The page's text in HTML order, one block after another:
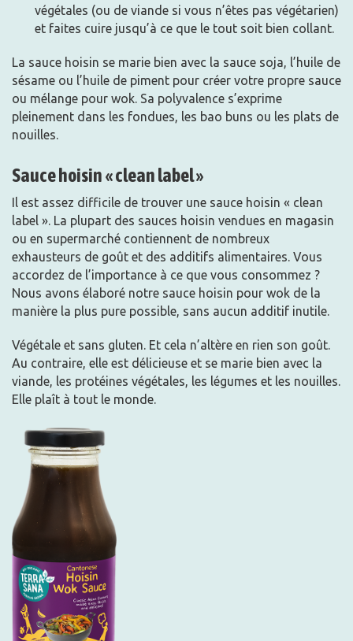
végétales (ou de viande si vous n’êtes pas végétarien)
et faites cuire jusqu’à ce que le tout soit bien collant.
La sauce hoisin se marie bien avec la sauce soja, l’huile de
sésame ou l’huile de piment pour créer votre propre sauce
ou mélange pour wok. Sa polyvalence s’exprime
pleinement dans les fondues, les bao buns ou les plats de
nouilles.
Sauce hoisin « clean label »
Il est assez difficile de trouver une sauce hoisin « clean
label ». La plupart des sauces hoisin vendues en magasin
ou en supermarché contiennent de nombreux
exhausteurs de goût et des additifs alimentaires. Vous
accordez de l’importance à ce que vous consommez ?
Nous avons élaboré notre sauce hoisin pour wok de la
manière la plus pure possible, sans aucun additif inutile.
Végétale et sans gluten. Et cela n’altère en rien son goût.
Au contraire, elle est délicieuse et se marie bien avec la
viande, les protéines végétales, les légumes et les nouilles.
Elle plaît à tout le monde.